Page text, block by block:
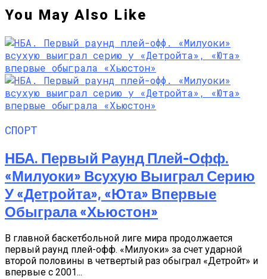
You May Also Like
СПОРТ
НБА. Первый Раунд Плей-Офф.
«Милуоки» Всухую Выиграл Серию
У «Детройта», «Юта» Впервые
Обыграла «Хьюстон»
В главной баскетбольной лиге мира продолжается
первый раунд плей-офф. «Милуоки» за счет ударной
второй половины в четвертый раз обыграл «Детройт» и
впервые с 2001...